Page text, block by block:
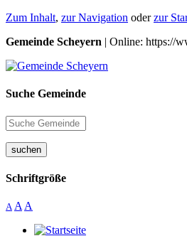
Zum Inhalt, zur Navigation oderzur
Gemeinde Scheyern | Online: https://
Suche Gemeinde
suchen
Schriftgröße
A A A